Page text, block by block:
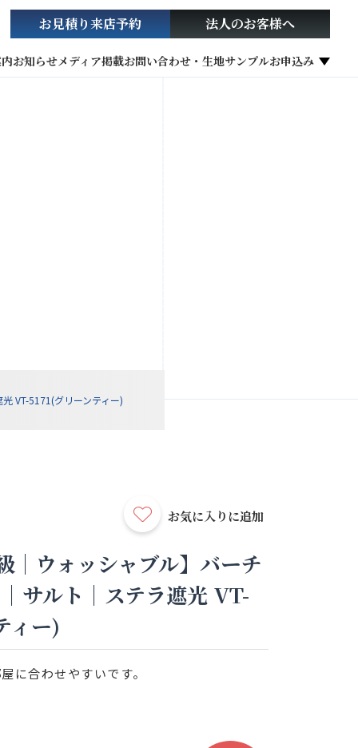
お知らせメディア掲載お問い合わせ・生地サンプルお申込み
お見積り来店予約 法人のお客様へ
VT-5171(グリーンティー)
お気に入りに追加
｜ウォッシャブル】バーチ
サルト｜ステラ遮光 VT-
ィー)
に合わせやすいです。